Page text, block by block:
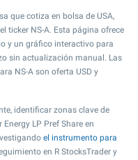
que cotiza en bolsa de USA,
ticker NS-A. Esta página ofrece
y un gráfico interactivo para
sin actualización manual. Las
NS-A son oferta USD y
identificar zonas clave de
LP Pref Share en
el instrumento para
en R StocksTrader y